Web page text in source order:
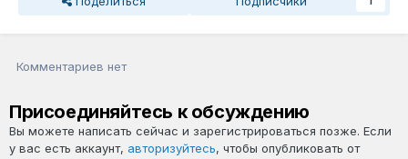
Комментариев нет
Присоединяйтесь к обсуждению
Вы можете написать сейчас и зарегистрироваться позже. Если
у вас есть аккаунт, авторизуйтесь, чтобы опубликовать от